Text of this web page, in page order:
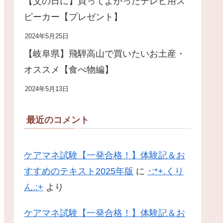
ピーカー【プレゼント】
2024年5月25日
【岐阜県】飛騨高山で買いたいお土産・
オススメ【食べ物編】
2024年5月13日
最近のコメント
ケアマネ試験【一発合格！】体験記＆お
すすめのテキスト2025年版 に ･:*+.くり
ん.:+ より
ケアマネ試験【一発合格！】体験記＆お